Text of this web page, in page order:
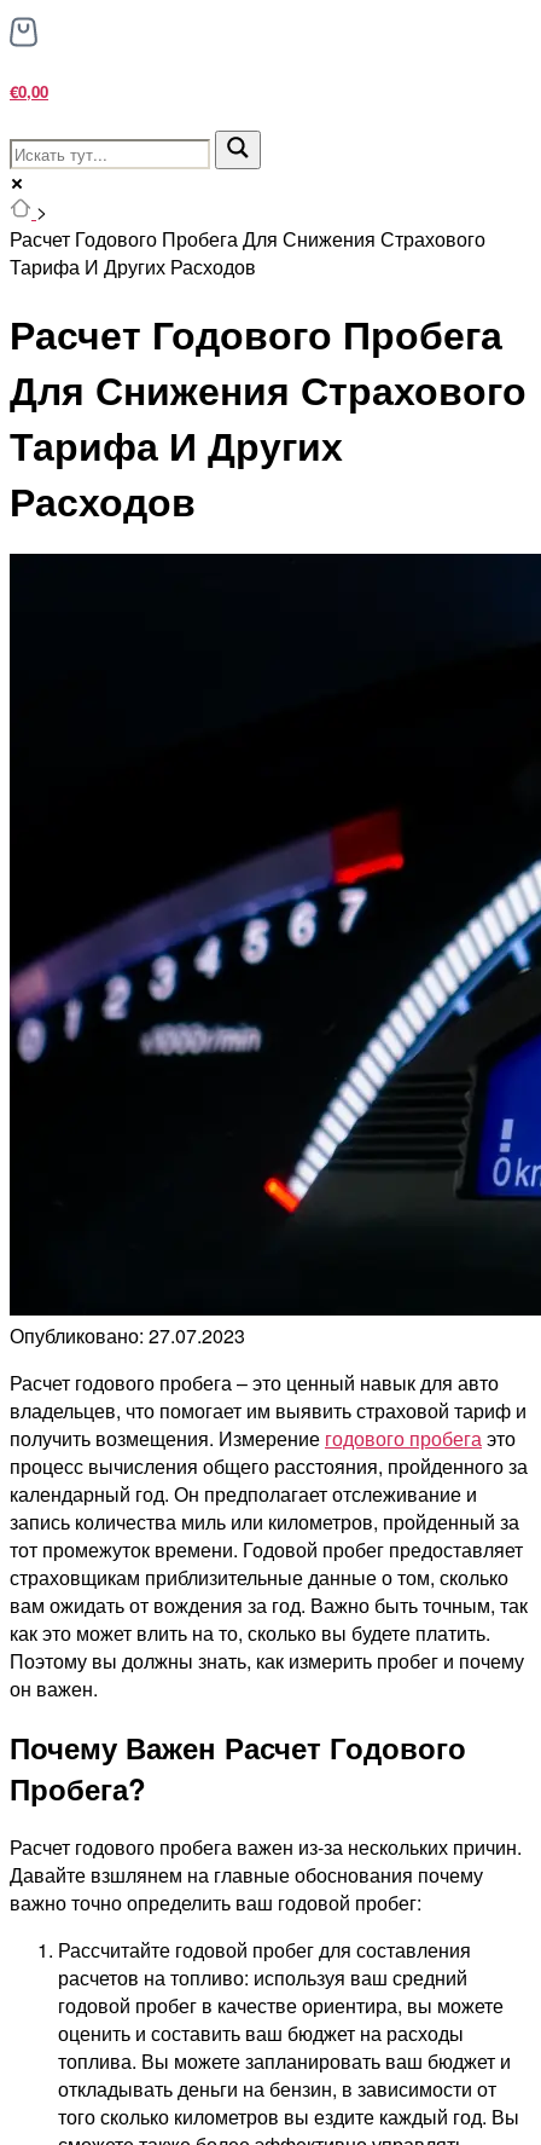
€0,00
>
Расчет Годового Пробега Для Снижения Страхового
Тарифа И Других Расходов
Расчет Годового Пробега
Для Снижения Страхового
Тарифа И Других
Расходов
Опубликовано: 27.07.2023
Расчет годового пробега – это ценный навык для авто
владельцев, что помогает им выявить страховой тариф и
получить возмещения. Измерение годового пробегаэто
процесс вычисления общего расстояния, пройденного за
календарный год. Он предполагает отслеживание и
запись количества миль или километров, пройденный за
тот промежуток времени. Годовой пробег предоставляет
страховщикам приблизительные данные о том, сколько
вам ожидать от вождения за год. Важно быть точным, так
как это может влить на то, сколько вы будете платить.
Поэтому вы должны знать, как измерить пробег и почему
он важен.
Почему Важен Расчет Годового
Пробега?
Расчет годового пробега важен из-за нескольких причин.
Давайте взшлянем на главные обоснования почему
важно точно определить ваш годовой пробег:
Рассчитайте годовой пробег для составления
расчетов на топливо: используя ваш средний
годовой пробег в качестве ориентира, вы можете
оценить и составить ваш бюджет на расходы
топлива. Вы можете запланировать ваш бюджет и
откладывать деньги на бензин, в зависимости от
того сколько километров вы ездите каждый год. Вы